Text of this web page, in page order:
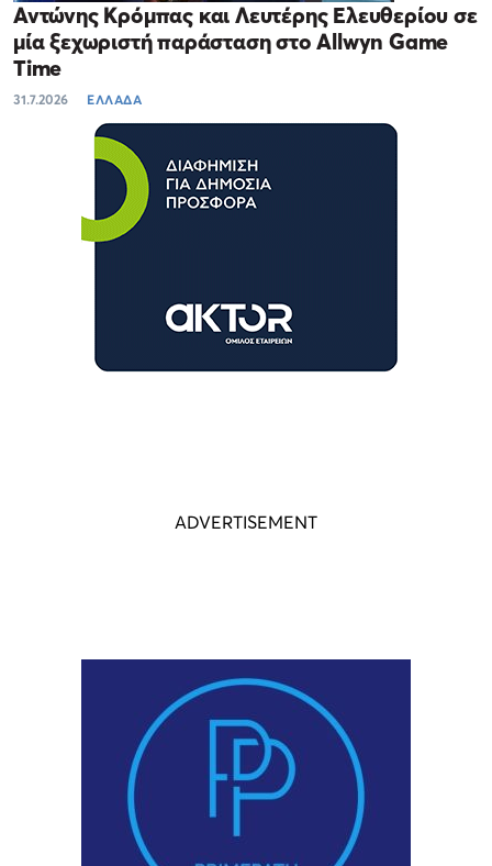
Αντώνης Κρόμπας και Λευτέρης Ελευθερίου σε
μία ξεχωριστή παράσταση στο Allwyn Game
Time
31.7.2026 ΕΛΛΑΔΑ